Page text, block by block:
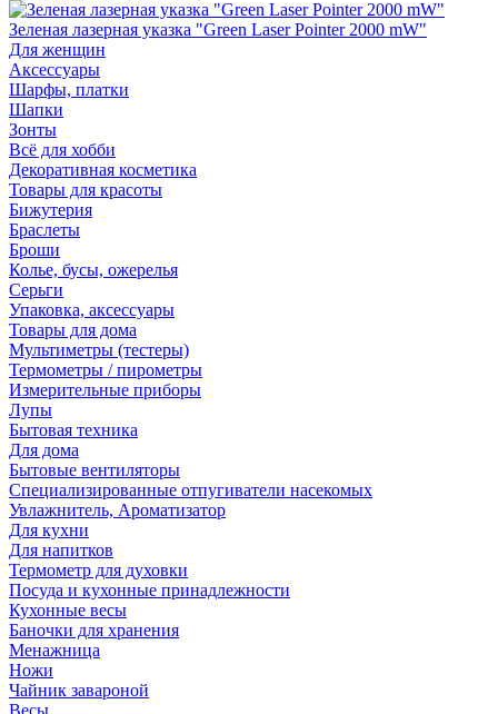
Зеленая лазерная указка "Green Laser Pointer 2000 mW"
Для женщин
Аксессуары
Шарфы, платки
Шапки
Зонты
Всё для хобби
Декоративная косметика
Товары для красоты
Бижутерия
Браслеты
Броши
Колье, бусы, ожерелья
Серьги
Упаковка, аксессуары
Товары для дома
Мультиметры (тестеры)
Термометры / пирометры
Измерительные приборы
Лупы
Бытовая техника
Для дома
Бытовые вентиляторы
Специализированные отпугиватели насекомых
Увлажнитель, Ароматизатор
Для кухни
Для напитков
Термометр для духовки
Посуда и кухонные принадлежности
Кухонные весы
Баночки для хранения
Менажница
Ножи
Чайник завароной
Весы